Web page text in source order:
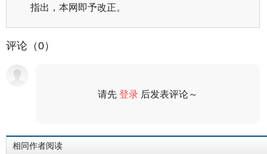
指出，本网即予改正。
评论（0）
请先登录 后发表评论～
相同作者阅读